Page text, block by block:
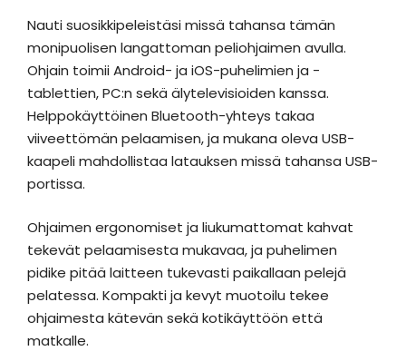
Nauti suosikkipeleistäsi missä tahansa tämän
monipuolisen langattoman peliohjaimen avulla.
Ohjain toimii Android- ja iOS-puhelimien ja -
tablettien, PC:n sekä älytelevisioiden kanssa.
Helppokäyttöinen Bluetooth-yhteys takaa
viiveettömän pelaamisen, ja mukana oleva USB-
kaapeli mahdollistaa latauksen missä tahansa USB-
portissa.
Ohjaimen ergonomiset ja liukumattomat kahvat
tekevät pelaamisesta mukavaa, ja puhelimen
pidike pitää laitteen tukevasti paikallaan pelejä
pelatessa. Kompakti ja kevyt muotoilu tekee
ohjaimesta kätevän sekä kotikäyttöön että
matkalle.